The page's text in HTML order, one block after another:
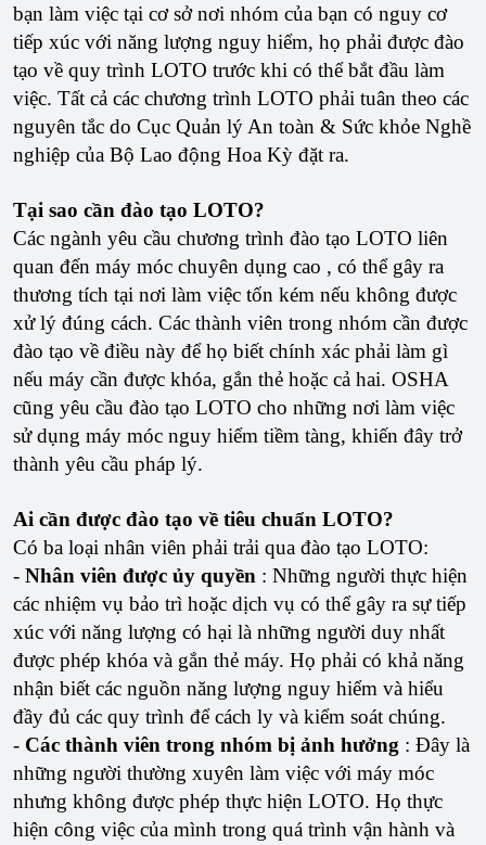
bạn làm việc tại cơ sở nơi nhóm của bạn có nguy cơ
tiếp xúc với năng lượng nguy hiểm, họ phải được đào
tạo về quy trình LOTO trước khi có thể bắt đầu làm
việc. Tất cả các chương trình LOTO phải tuân theo các
nguyên tắc do Cục Quản lý An toàn & Sức khỏe Nghề
nghiệp của Bộ Lao động Hoa Kỳ đặt ra.
Tại sao cần đào tạo LOTO?
Các ngành yêu cầu chương trình đào tạo LOTO liên
quan đến máy móc chuyên dụng cao , có thể gây ra
thương tích tại nơi làm việc tốn kém nếu không được
xử lý đúng cách. Các thành viên trong nhóm cần được
đào tạo về điều này để họ biết chính xác phải làm gì
nếu máy cần được khóa, gắn thẻ hoặc cả hai. OSHA
cũng yêu cầu đào tạo LOTO cho những nơi làm việc
sử dụng máy móc nguy hiểm tiềm tàng, khiến đây trở
thành yêu cầu pháp lý.
Ai cần được đào tạo về tiêu chuẩn LOTO?
Có ba loại nhân viên phải trải qua đào tạo LOTO:
- Nhân viên được ủy quyền : Những người thực hiện
các nhiệm vụ bảo trì hoặc dịch vụ có thể gây ra sự tiếp
xúc với năng lượng có hại là những người duy nhất
được phép khóa và gắn thẻ máy. Họ phải có khả năng
nhận biết các nguồn năng lượng nguy hiểm và hiểu
đầy đủ các quy trình để cách ly và kiểm soát chúng.
- Các thành viên trong nhóm bị ảnh hưởng : Đây là
những người thường xuyên làm việc với máy móc
nhưng không được phép thực hiện LOTO. Họ thực
hiện công việc của mình trong quá trình vận hành và